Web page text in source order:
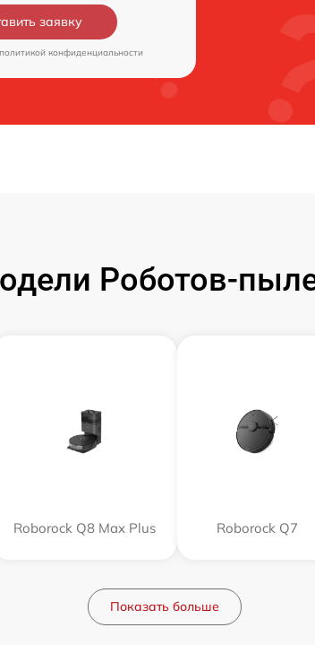
заявку
политикой конфиденциальности
Роботов-
Roborock Q8 Max Plus Roborock Q7
Показать больше